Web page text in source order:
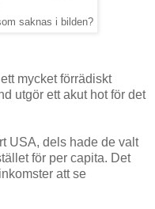
saknas i bilden?
mycket förrädiskt
utgör ett akut hot för det
USA, dels hade de valt
för per capita. Det
att se